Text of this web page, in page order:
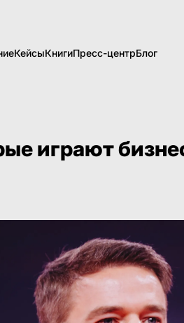
КейсыКнигиПресс-центрБлог
играют